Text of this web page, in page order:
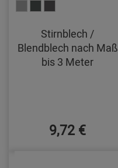
Stirnblech /
Blendblech nach Maß
bis 3 Meter
9,72 €